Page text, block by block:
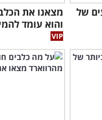
של
מצאנו את
והוא עומד